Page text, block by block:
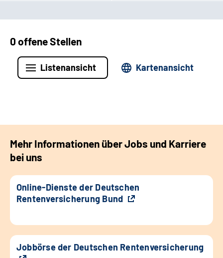
0 offene Stellen
Listenansicht Kartenansicht
Mehr Informationen über Jobs und Karriere
bei uns
Online-Dienste der Deutschen
Rentenversicherung Bund
Jobbörse der Deutschen Rentenversicherung